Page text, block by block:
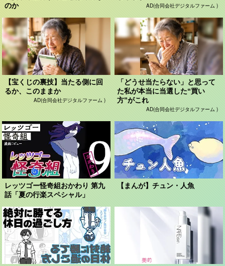
のか
AD(合同会社デジタルファーム )
【宝くじの裏技】当たる側に回
るか、このままか
AD(合同会社デジタルファーム )
「どうせ当たらない」と思って
た私が本当に当選した“買い
方”がこれ
AD(合同会社デジタルファーム )
レッツゴー怪奇組おかわり 第九
話「夏の行楽スペシャル」
【まんが】チュン・人魚